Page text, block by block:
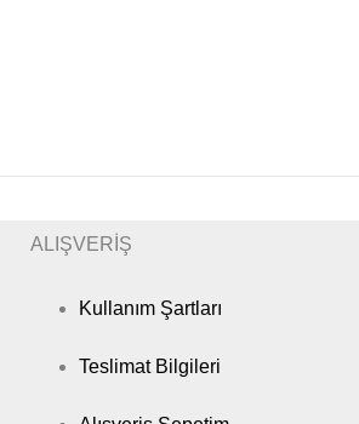
ALIŞVERİŞ
Kullanım Şartları
Teslimat Bilgileri